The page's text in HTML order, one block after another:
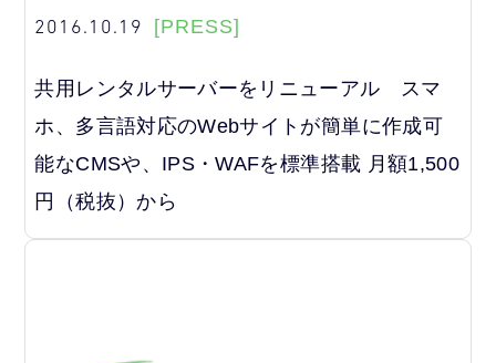
2016.10.19 [PRESS]
共用レンタルサーバーをリニューアル スマ
ホ、多言語対応のWebサイトが簡単に作成可
能なCMSや、IPS・WAFを標準搭載 月額1,500
円（税抜）から